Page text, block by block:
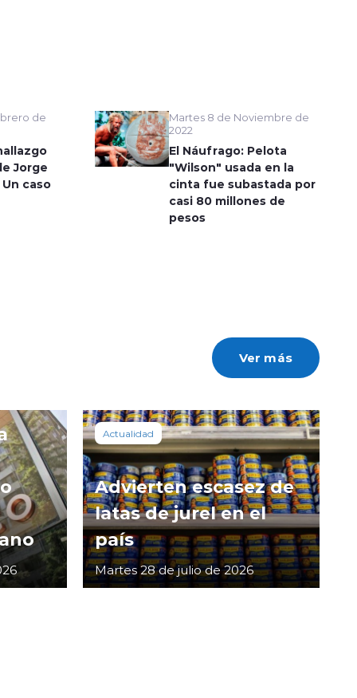
de
Jorge
caso
Martes 8 de Noviembre de
2022
El Náufrago: Pelota
"Wilson" usada en la
cinta fue subastada por
casi 80 millones de
pesos
Ver más
Actualidad
Advierten escasez de
latas de jurel en el
país
Martes 28 de julio de 2026